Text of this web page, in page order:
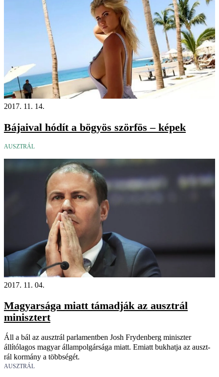
2017. 11. 14.
Bájaival hódít a bögyös szörfös – képek
AUSZTRÁL
2017. 11. 04.
Magyarsága miatt támadják az ausztrál
minisztert
Áll a bál az ausztrál parlamentben Josh Frydenberg miniszter
állítólagos magyar állampolgársága miatt. Emiatt bukhatja az auszt­
rál kormány a többségét.
AUSZTRÁL